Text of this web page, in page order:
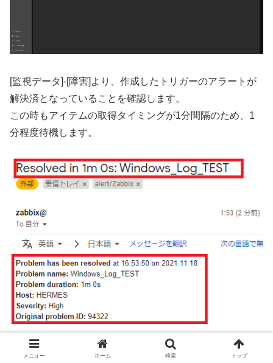
[監視データ]-[障害]より、作成したトリガーのアラートが
解決済となっていることを確認します。
この時もアイテムの取得タイミングが1分間隔のため、1
分程度待機します。
障害が解決されると、アラートの解決報がメールで飛ぶた
メニュー ホーム 検索 トップ